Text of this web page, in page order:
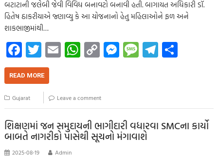
બટાટાની જલેબી જેવી વિવિધ બનાવટો બનાવી હતી. બાગાયત અધિકારી ડૉ.
હિતેષ ઠાકરીયાએ જ્ણાવ્યુ કે આ યોજનાનો હેતુ મહિલાઓને ફળ અને
શાકભાજીમાંથી…
Fa
ce
b
o
o
k
T
wi
tt
er
E
m
W
h
s
A
p
p
C
o
y
Li
nk
M
es
g
er
M
es
e
Te
le
m
READ MORE
Gujarat Leave a comment
શિક્ષણમાં જન સમુદાયની ભાગીદારી વધારવા SMCના કાર્યો
બાબતે નાગરીકો પાસેથી સૂચનો મંગાવાશે
2025-08-19 Admin